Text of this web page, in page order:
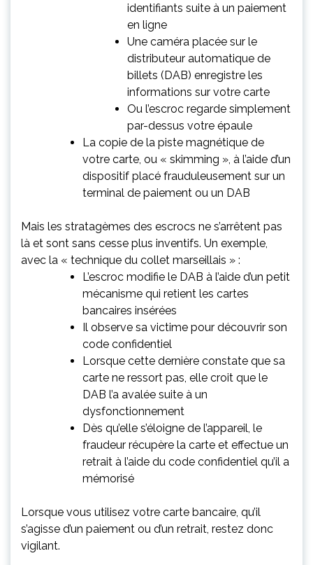
identifiants suite à un paiement
en ligne
Une caméra placée sur le
distributeur automatique de
billets (DAB) enregistre les
informations sur votre carte
Ou l’escroc regarde simplement
par-dessus votre épaule
La copie de la piste magnétique de
votre carte, ou « skimming », à l’aide d’un
dispositif placé frauduleusement sur un
terminal de paiement ou un DAB
Mais les stratagèmes des escrocs ne s’arrêtent pas
là et sont sans cesse plus inventifs. Un exemple,
avec la « technique du collet marseillais » :
L’escroc modifie le DAB à l’aide d’un petit
mécanisme qui retient les cartes
bancaires insérées
Il observe sa victime pour découvrir son
code confidentiel
Lorsque cette dernière constate que sa
carte ne ressort pas, elle croit que le
DAB l’a avalée suite à un
dysfonctionnement
Dès qu’elle s’éloigne de l’appareil, le
fraudeur récupère la carte et effectue un
retrait à l’aide du code confidentiel qu’il a
mémorisé
Lorsque vous utilisez votre carte bancaire, qu’il
s’agisse d’un paiement ou d’un retrait, restez donc
vigilant.